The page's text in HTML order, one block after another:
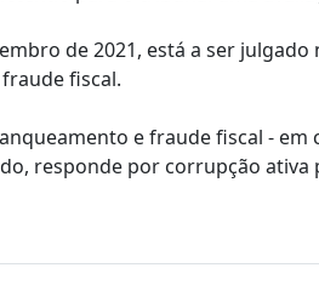
de 2021, está a ser
fiscal.
e fraude fiscal -
responde por corrupção